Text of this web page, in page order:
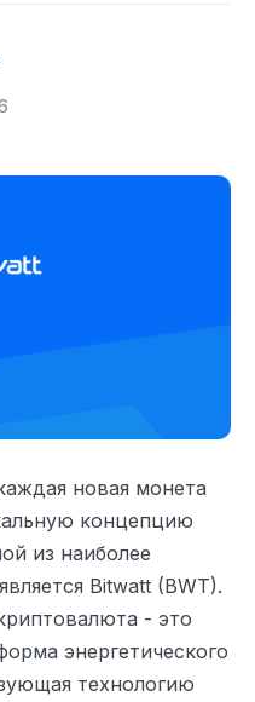
новая монета
концепцию
из наиболее
Bitwatt (BWT).
- это
энергетического
технологию